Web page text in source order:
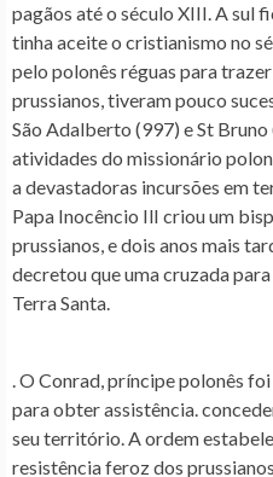
pagãos até o século XIII. A sul
tinha aceite o cristianismo no
pelo polonês réguas para
prussianos, tiveram pouco
São Adalberto (997) e St
atividades do missionário
a devastadoras incursões em
Papa Inocêncio IlI criou um
prussianos, e dois anos mais
decretou que uma cruzada
Terra Santa.
. O Conrad, príncipe polonês
para obter assistência.
seu território. A ordem
resistência feroz dos